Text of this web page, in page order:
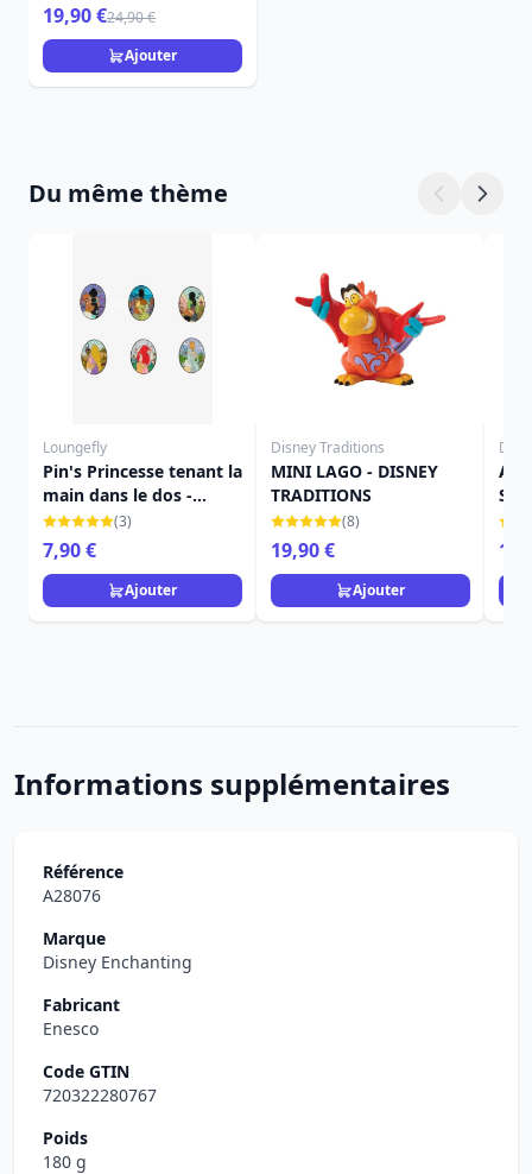
Enchanting
19,90 €24,90 €
Ajouter
Du même thème
Loungefly
Pin's Princesse tenant la
main dans le dos -
Disney Loungefly
(3)
7,90 €
Ajouter
Disney Traditions
MINI LAGO - DISNEY
TRADITIONS
(8)
19,90 €
Ajouter
Informations supplémentaires
Référence
A28076
Marque
Disney Enchanting
Fabricant
Enesco
Code GTIN
720322280767
Poids
180 g